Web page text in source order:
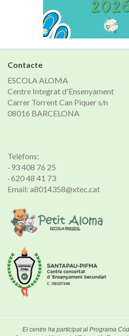
Contacte
ESCOLA ALOMA
Centre Integrat d'Ensenyament
Carrer Torrent Can Piquer s/n
08016 BARCELONA
Telèfons:
· 93 408 76 25
· 620 48 41 73
Email: a8014358@xtec.cat
El centre ha participat al Programa